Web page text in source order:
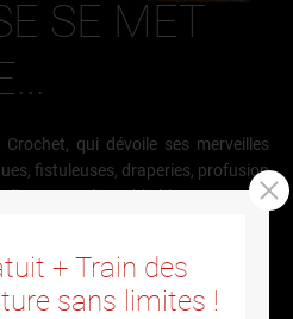
SE MET
qui dévoile ses merveilles
fistuleuses, draperies, profusion
pureté inoubliable !
+ Train des
sans limites !